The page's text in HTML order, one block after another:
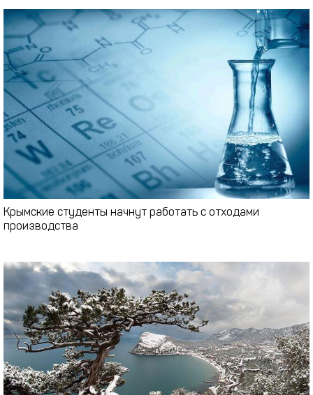
Крымские студенты начнут работать с отходами
производства